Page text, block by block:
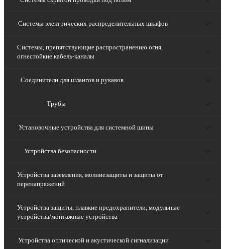
Системы электрических распределительных шкафов
Системы, препятствующие распространению огня,
огнестойкие кабель-каналы
Соединители для шлангов и рукавов
Трубы
Установочные устройства для системной шины
Устройства безопасности
Устройства заземления, молниезащиты и защиты от
перенапряжений
Устройства защиты, плавкие предохранители, модульные
устройства/монтажные устройства
Устройства оптической и акустической сигнализации